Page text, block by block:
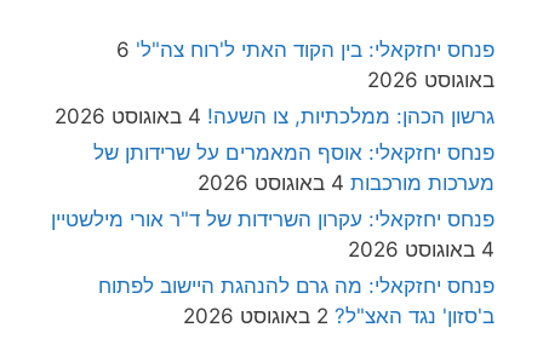
פנחס יחזקאלי: בין הקוד האתי ל'רוח צה"ל' 6
באוגוסט 2026
גרשון הכהן: ממלכתיות, צו השעה! 4 באוגוסט 2026
פנחס יחזקאלי: אוסף המאמרים על שרידותן של
מערכות מורכבות 4 באוגוסט 2026
פנחס יחזקאלי: עקרון השרידות של ד"ר אורי מילשטיין
4 באוגוסט 2026
פנחס יחזקאלי: מה גרם להנהגת היישוב לפתוח
ב'סזון' נגד האצ"ל? 2 באוגוסט 2026